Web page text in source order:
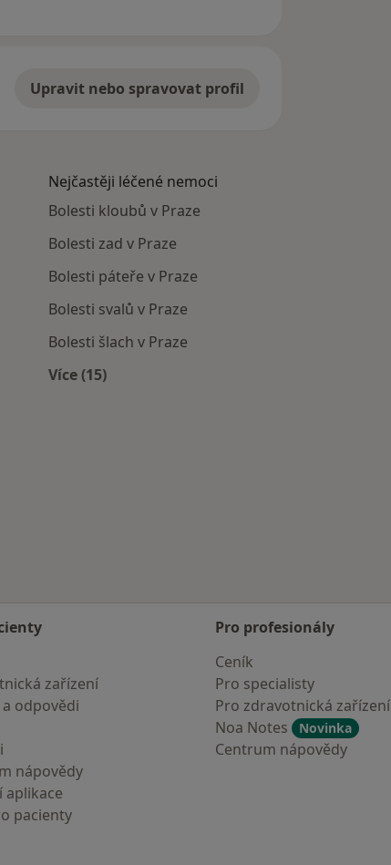
Upravit nebo spravovat profil
Nejčastěji léčené nemoci
Bolesti kloubů v Praze
Bolesti zad v Praze
Bolesti páteře v Praze
Bolesti svalů v Praze
Bolesti šlach v Praze
Více (15)
zařízení
odpovědi
nápovědy
aplikace
pacienty
Pro profesionály
Ceník
Pro specialisty
Pro zdravotnická zařízení
Noa Notes
Novinka
Centrum nápovědy